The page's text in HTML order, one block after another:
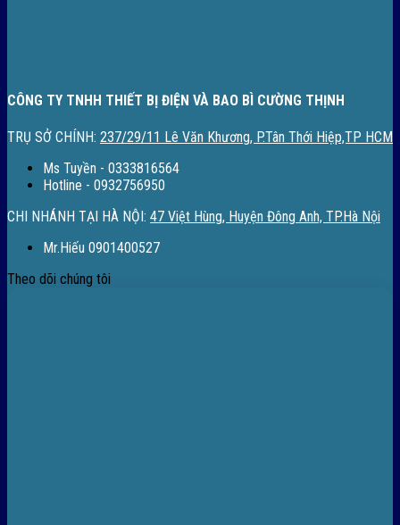
CÔNG TY TNHH THIẾT BỊ ĐIỆN VÀ BAO BÌ CƯỜNG THỊNH
TRỤ SỞ CHÍNH: 237/29/11 Lê Văn Khương, P.Tân Thới Hiệp,TP HCM
Ms Tuyền - 0333816564
Hotline - 0932756950
CHI NHÁNH TẠI HÀ NỘI: 47 Việt Hùng, Huyện Đông Anh, TP.Hà Nội
Mr.Hiếu 0901400527
Theo dõi chúng tôi